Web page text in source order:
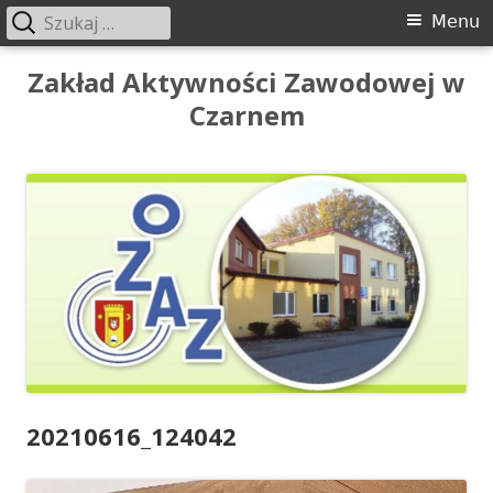
Przeskocz
Zakład Aktywności Zawodowej w
Czarnem
Menu
główne
Menu
Szukaj:
20210616_124042